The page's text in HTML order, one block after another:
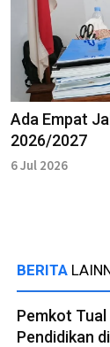
Ada Empat
2026/2027
6 Jul 2026
BERITA
Pemkot
Pendidikan